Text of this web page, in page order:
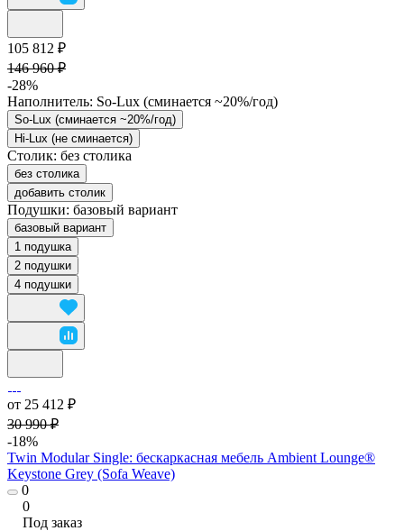
105 812 ₽
146 960 ₽
-28%
Наполнитель: So-Lux (cминается ~20%/год)
So-Lux (cминается ~20%/год)
Hi-Lux (не сминается)
Столик: без столика
без столика
добавить столик
Подушки: базовый вариант
базовый вариант
1 подушка
2 подушки
4 подушки
от 25 412 ₽
30 990 ₽
-18%
Twin Modular Single: бескаркасная мебель Ambient Lounge®
Keystone Grey (Sofa Weave)
0
0
Под заказ